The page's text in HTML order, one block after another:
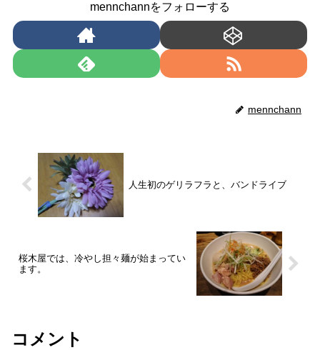
mennchannをフォローする
mennchann
人生初のゲリラフラと、バンドライブ
桜木屋では、冷やし担々麺が始まってい
ます。
コメント